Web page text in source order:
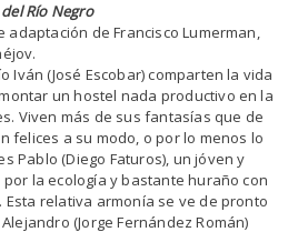
Río Negro
adaptación de Francisco Lumerman,
Iván (José Escobar) comparten la vida
un hostel nada productivo en la
Viven más de sus fantasías que de
felices a su modo, o por lo menos lo
Pablo (Diego Faturos), un jóven y
la ecología y bastante huraño con
relativa armonía se ve de pronto
(Jorge Fernández Román)